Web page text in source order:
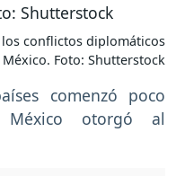
conflictos diplomáticos
Foto: Shutterstock
comenzó poco
otorgó al